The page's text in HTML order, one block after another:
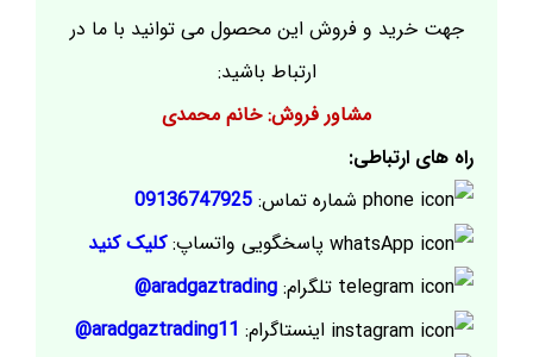
جهت خرید و فروش این محصول می توانید با ما در
ارتباط باشید:
مشاور فروش: خانم محمدی
راه های ارتباطی:
شماره تماس: 09136747925
پاسخگویی واتساپ:کلیک کنید
تلگرام: aradgaztrading@
اینستاگرام: aradgaztrading11@